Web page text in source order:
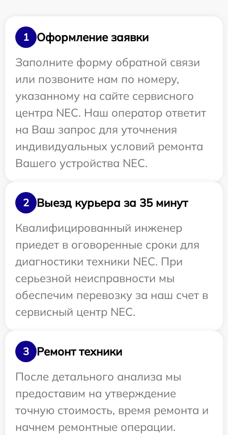
1
Оформление заявки
Заполните форму обратной связи
или позвоните нам по номеру,
указанному на сайте сервисного
центра NEC. Наш оператор ответит
на Ваш запрос для уточнения
индивидуальных условий ремонта
Вашего устройства NEC.
2
Выезд курьера за 35 минут
Квалифицированный инженер
приедет в оговоренные сроки для
диагностики техники NEC. При
серьезной неисправности мы
обеспечим перевозку за наш счет в
сервисный центр NEC.
3
Ремонт техники
После детального анализа мы
предоставим на утверждение
точную стоимость, время ремонта и
начнем ремонтные операции.